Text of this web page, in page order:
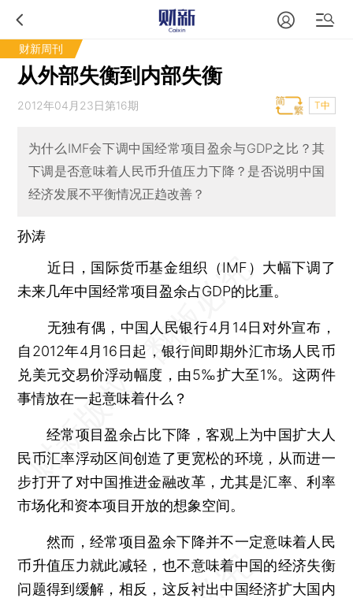
财新周刊
从外部失衡到内部失衡
2012年04月23日第16期 T中
为什么IMF会下调中国经常项目盈余与GDP之比？其
下调是否意味着人民币升值压力下降？是否说明中国
经济发展不平衡情况正趋改善？
孙涛
近日，国际货币基金组织（IMF）大幅下调了
未来几年中国经常项目盈余占GDP的比重。
无独有偶，中国人民银行4月14日对外宣布，
自2012年4月16日起，银行间即期外汇市场人民币
兑美元交易价浮动幅度，由5‰扩大至1%。这两件
事情放在一起意味着什么？
经常项目盈余占比下降，客观上为中国扩大人
民币汇率浮动区间创造了更宽松的环境，从而进一
步打开了对中国推进金融改革，尤其是汇率、利率
市场化和资本项目开放的想象空间。
然而，经常项目盈余下降并不一定意味着人民
币升值压力就此减轻，也不意味着中国的经济失衡
问题得到缓解，相反，这反衬出中国经济扩大国内